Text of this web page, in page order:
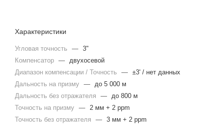
Характеристики
Угловая точность — 3"
Компенсатор — двухосевой
Диапазон компенсации / Точность
— ±3' / нет данных
Дальность на призму — до 5 000 м
Дальность без отражателя
— до 800 м
Точность на призму — 2 мм + 2 ppm
Точность без отражателя
— 3 мм + 2 ppm